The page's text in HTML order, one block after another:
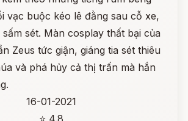
vạc buộc kéo lê đằng sau cỗ xe,
sét. Màn cosplay thất bại của
Zeus tức giận, giáng tia sét thiêu
và phá hủy cả thị trấn mà hắn
16-01-2021
⭐ 4.8